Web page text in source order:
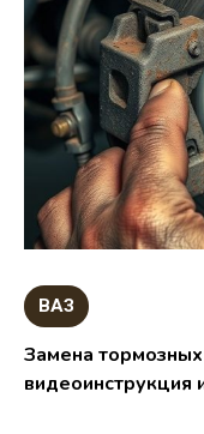
ВАЗ
Замена
видеоинструкция